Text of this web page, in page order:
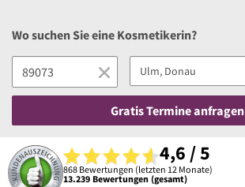
Wo suchen Sie eine Kosmetikerin?
Gratis Termine anfragen
4,6 / 5
868 Bewertungen (letzten 12 Monate)
13.239 Bewertungen (gesamt)